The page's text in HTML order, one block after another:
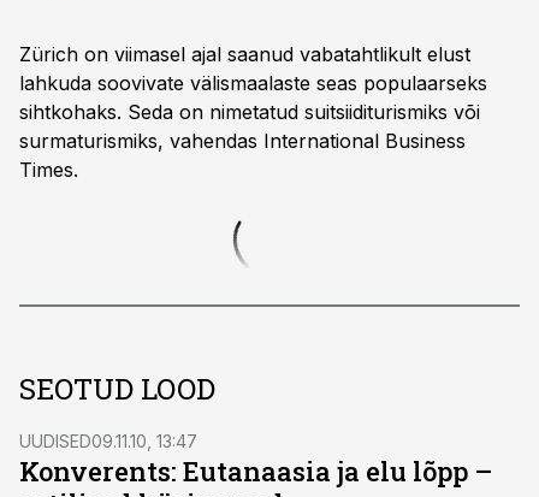
Zürich on viimasel ajal saanud vabatahtlikult elust
lahkuda soovivate välismaalaste seas populaarseks
sihtkohaks. Seda on nimetatud suitsiiditurismiks või
surmaturismiks, vahendas International Business
Times.
SEOTUD LOOD
UUDISED09.11.10, 13:47
Konverents: Eutanaasia ja elu lõpp –